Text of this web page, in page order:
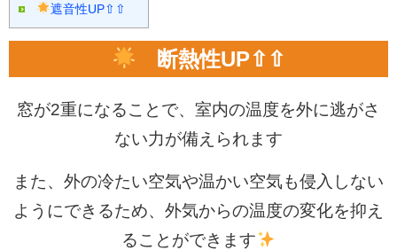
遮音性UP⇧⇧
断熱性UP⇧⇧
窓が2重になることで、室内の温度を外に逃がさ
ない力が備えられます
また、外の冷たい空気や温かい空気も侵入しない
ようにできるため、外気からの温度の変化を抑え
ることができます